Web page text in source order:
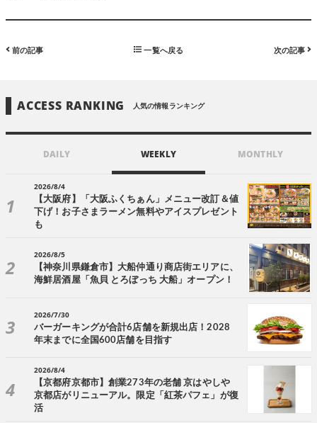
前の記事 一覧へ戻る 次の記事
ACCESS RANKING 人気の情報ランキング
DAILY WEEKLY MONTHLY
2026/8/4
【大阪府】「大阪ふくちぁん」メニュー改訂＆値
下げ！お子さまラーメン無料やアイスプレゼント
も
2026/8/5
【神奈川県鎌倉市】大船仲通り商店街エリアに、
海鮮居酒屋「魚貝 とろぼっち 大船」オープン！
2026/7/30
バーガーキングが合計6店舗を新規出店！2028
年末までに全国600店舗を目指す
2026/8/4
【京都府京都市】創業273年の老舗 京はやしや
京都店がリニューアル。限定「紅茶パフェ」が復
活